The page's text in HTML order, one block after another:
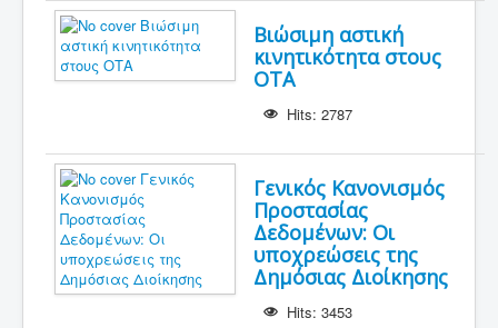
Βιώσιμη αστική
κινητικότητα στους
ΟΤΑ
Hits: 2787
Γενικός Κανονισμός
Προστασίας
Δεδομένων: Οι
υποχρεώσεις της
Δημόσιας Διοίκησης
Hits: 3453